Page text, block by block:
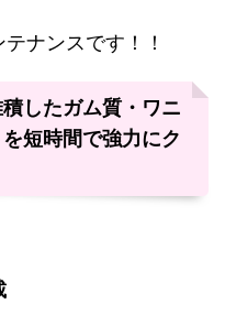
ナンスです！！
したガム質・ワニ
短時間で強力にク